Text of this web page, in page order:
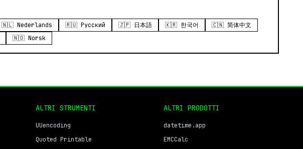
🇳🇱 Nederlands 🇷🇺 Русский 🇯🇵 日本語 🇰🇷 한국어
🇨🇳 简体中文
🇳🇴 Norsk
ALTRI STRUMENTI
UUencoding
Quoted Printable
ALTRI PRODOTTI
datetime.app
EMCCalc